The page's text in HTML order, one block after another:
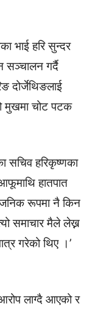
भाई हरि सुन्दर
सञ्चालन गर्दै
दोर्जेथिङलाई
मुखमा चोट पटक
सचिव हरिकृष्णका
हातपात
रूपमा नै किन
समाचार मैले लेख्न
गरेको थिए ।’
लाग्दै आएको र